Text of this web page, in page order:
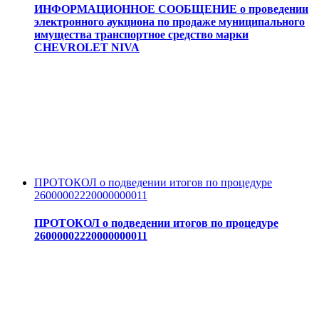
ИНФОРМАЦИОННОЕ СООБЩЕНИЕ о проведении
электронного аукциона по продаже муниципального
имущества транспортное средство марки
CHEVROLET NIVA
ПРОТОКОЛ о подведении итогов по процедуре
26000002220000000011
ПРОТОКОЛ о подведении итогов по процедуре
26000002220000000011